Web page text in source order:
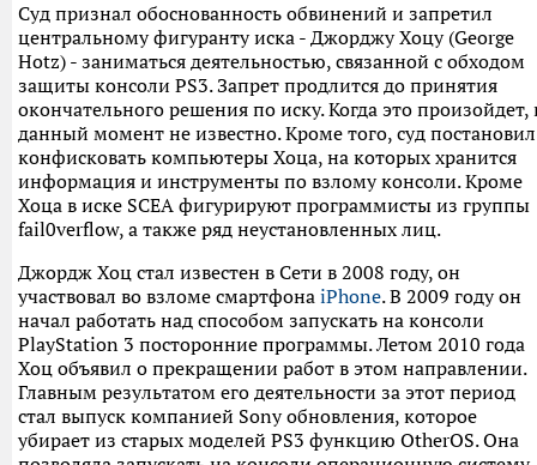
Суд признал обоснованность обвинений и запретил
центральному фигуранту иска - Джорджу Хоцу (George
Hotz) - заниматься деятельностью, связанной с обходом
защиты консоли PS3. Запрет продлится до принятия
окончательного решения по иску. Когда это произойдет,
данный момент не известно. Кроме того, суд постановил
конфисковать компьютеры Хоца, на которых хранится
информация и инструменты по взлому консоли. Кроме
Хоца в иске SCEA фигурируют программисты из группы
fail0verflow, а также ряд неустановленных лиц.
Джордж Хоц стал известен в Сети в 2008 году, он
участвовал во взломе смартфона iPhone. В 2009 году он
начал работать над способом запускать на консоли
PlayStation 3 посторонние программы. Летом 2010 года
Хоц объявил о прекращении работ в этом направлении.
Главным результатом его деятельности за этот период
стал выпуск компанией Sony обновления, которое
убирает из старых моделей PS3 функцию OtherOS. Она